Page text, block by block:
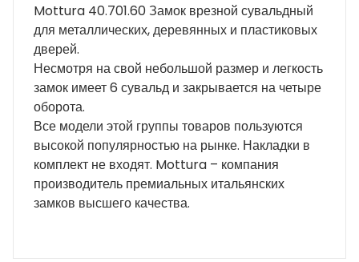
Mottura 40.701.60 Замок врезной сувальдный
для металлических, деревянных и пластиковых
дверей.
Несмотря на свой небольшой размер и легкость
замок имеет 6 сувальд и закрывается на четыре
оборота.
Все модели этой группы товаров пользуются
высокой популярностью на рынке. Накладки в
комплект не входят. Mottura – компания
производитель премиальных итальянских
замков высшего качества.